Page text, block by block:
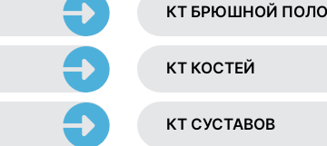
КТ БРЮШНОЙ
КТ КОСТЕЙ
КТ СУСТАВОВ